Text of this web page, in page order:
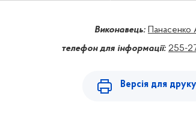
Виконавець:
телефон для інформації: 255-
Версія для друку